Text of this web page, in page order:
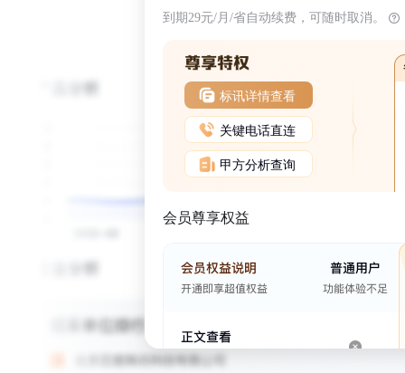
到期29元/月/省自动续费，可随时取消。
标讯详情查看
关键电话直连
甲方分析查询
会员尊享权益